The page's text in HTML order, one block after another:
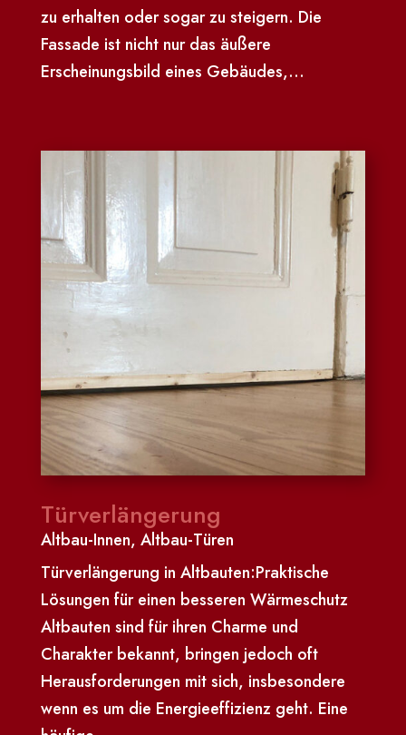
zu erhalten oder sogar zu steigern. Die
Fassade ist nicht nur das äußere
Erscheinungsbild eines Gebäudes,...
Türverlängerung
Altbau-Innen, Altbau-Türen
Türverlängerung in Altbauten:Praktische
Lösungen für einen besseren Wärmeschutz
Altbauten sind für ihren Charme und
Charakter bekannt, bringen jedoch oft
Herausforderungen mit sich, insbesondere
wenn es um die Energieeffizienz geht. Eine